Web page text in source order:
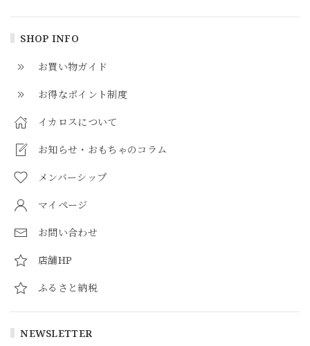
SHOP INFO
お買い物ガイド
お得なポイント制度
イカロスについて
お知らせ・おもちゃのコラム
メンバーシップ
マイページ
お問い合わせ
店舗HP
ふるさと納税
NEWSLETTER